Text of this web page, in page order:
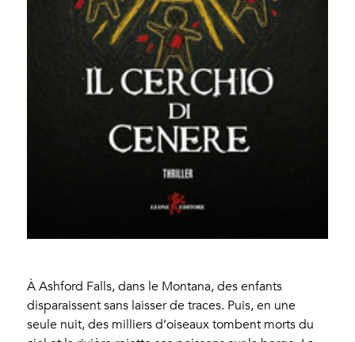
À Ashford Falls, dans le Montana, des enfants
disparaissent sans laisser de traces. Puis, en une
seule nuit, des milliers d’oiseaux tombent morts du